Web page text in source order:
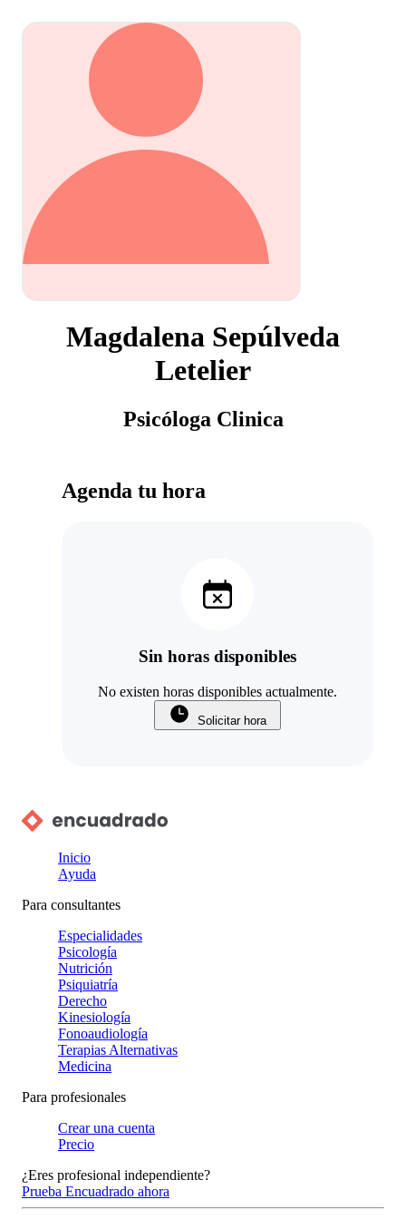
Magdalena Sepúlveda
Letelier
Psicóloga Clinica
Agenda tu hora
Sin horas disponibles
No existen horas disponibles actualmente.
Solicitar hora
Inicio
Ayuda
Para consultantes
Especialidades
Psicología
Nutrición
Psiquiatría
Derecho
Kinesiología
Fonoaudiología
Terapias Alternativas
Medicina
Para profesionales
Crear una cuenta
Precio
¿Eres profesional independiente?
Prueba Encuadrado ahora